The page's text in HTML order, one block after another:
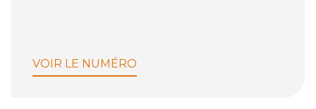
VOIR LE NUMÉRO